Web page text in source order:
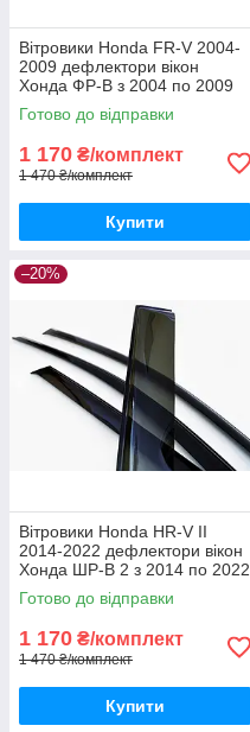
Вітровики Honda FR-V 2004-
2009 дефлектори вікон
Хонда ФР-В з 2004 по 2009
(комплект 4шт)
Готово до відправки
1 170 ₴/комплект
1 470 ₴/комплект
Купити
–20%
Вітровики Honda HR-V II
2014-2022 дефлектори вікон
Хонда ШР-В 2 з 2014 по 2022
(комплект 4шт)
Готово до відправки
1 170 ₴/комплект
1 470 ₴/комплект
Купити